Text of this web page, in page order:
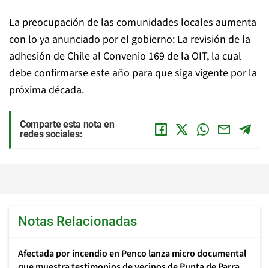
La preocupación de las comunidades locales aumenta
con lo ya anunciado por el gobierno: La revisión de la
adhesión de Chile al Convenio 169 de la OIT, la cual
debe confirmarse este año para que siga vigente por la
próxima década.
Comparte esta nota en
redes sociales:
Notas Relacionadas
Afectada por incendio en Penco lanza micro documental